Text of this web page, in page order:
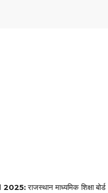
2025:राजस्थान माध्यमिक शिक्षा